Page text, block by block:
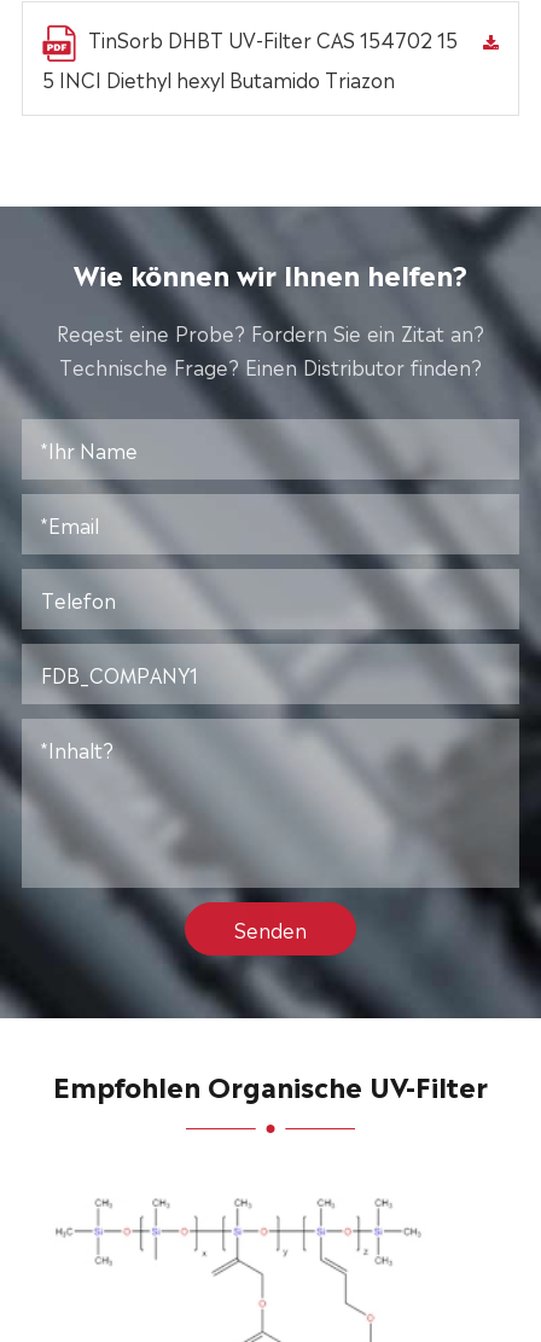
TinSorb DHBT UV-Filter CAS 154702 15
5 INCI Diethyl hexyl Butamido Triazon
Wie können wir Ihnen helfen?
Reqest eine Probe? Fordern Sie ein Zitat an?
Technische Frage? Einen Distributor finden?
Senden
Empfohlen Organische UV-Filter